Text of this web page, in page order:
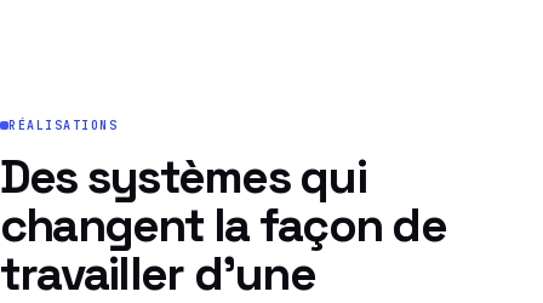
RÉALISATIONS
Des systèmes qui
changent la façon de
travailler d’une